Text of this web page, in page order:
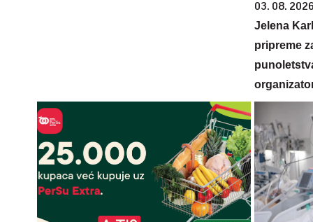
03. 08.
Jelena
pripreme